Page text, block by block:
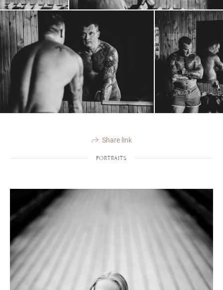
Share link
PORTRAITS